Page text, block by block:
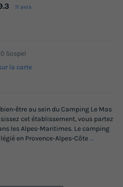
11 avis
Sospel
la carte
être au sein du Camping Le Mas
cet établissement, vous partez
les Alpes-Maritimes. Le camping
en Provence-Alpes-Côte...